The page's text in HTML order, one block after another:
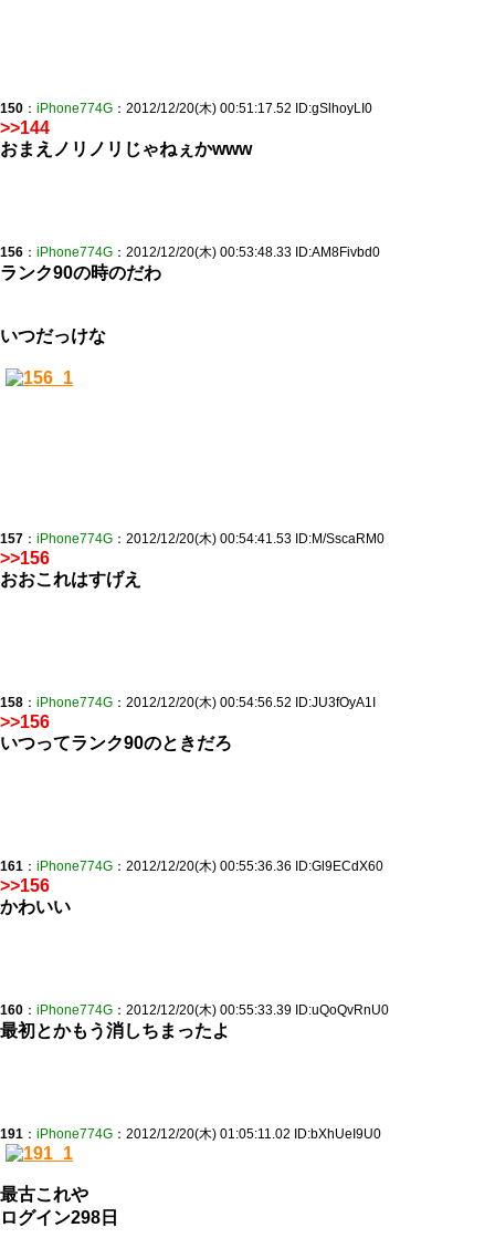
150 ： iPhone774G ：2012/12/20(木) 00:51:17.52 ID:gSlhoyLI0
>>144
おまえノリノリじゃねぇかwww
156 ： iPhone774G ：2012/12/20(木) 00:53:48.33 ID:AM8Fivbd0
ランク90の時のだわ
いつだっけな
157 ： iPhone774G ：2012/12/20(木) 00:54:41.53 ID:M/SscaRM0
>>156
おおこれはすげえ
158 ： iPhone774G ：2012/12/20(木) 00:54:56.52 ID:JU3fOyA1I
>>156
いつってランク90のときだろ
161 ： iPhone774G ：2012/12/20(木) 00:55:36.36 ID:Gl9ECdX60
>>156
かわいい
160 ： iPhone774G ：2012/12/20(木) 00:55:33.39 ID:uQoQvRnU0
最初とかもう消しちまったよ
191 ： iPhone774G ：2012/12/20(木) 01:05:11.02 ID:bXhUeI9U0
最古これや
ログイン298日